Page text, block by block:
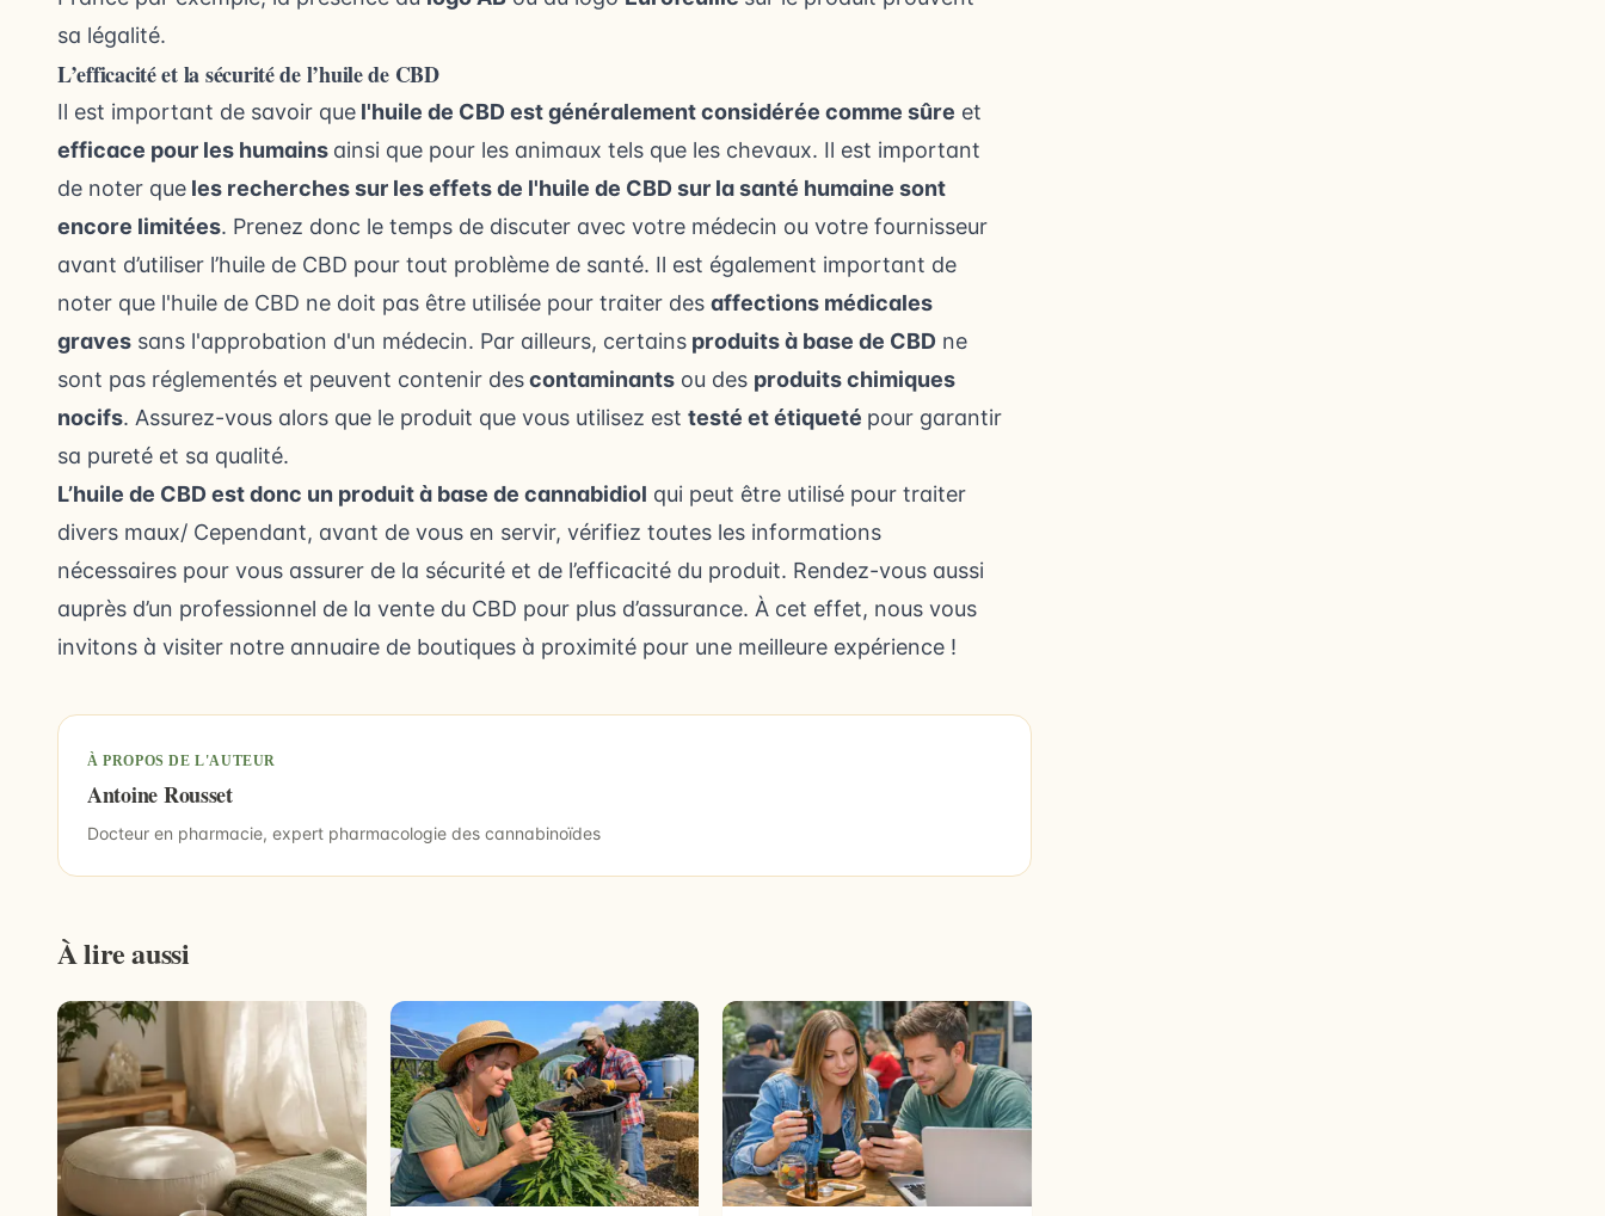
sa légalité.
L’efficacité et la sécurité de l’huile de CBD
Il est important de savoir que l'huile de CBD est généralement considérée comme sûre et
efficace pour les humains ainsi que pour les animaux tels que les chevaux. Il est important
de noter que les recherches sur les effets de l'huile de CBD sur la santé humaine sont
encore limitées. Prenez donc le temps de discuter avec votre médecin ou votre fournisseur
avant d’utiliser l’huile de CBD pour tout problème de santé. Il est également important de
noter que l'huile de CBD ne doit pas être utilisée pour traiter des affections médicales
graves sans l'approbation d'un médecin. Par ailleurs, certains produits à base de CBD ne
sont pas réglementés et peuvent contenir descontaminants ou des produits chimiques
nocifs. Assurez-vous alors que le produit que vous utilisez est testé et étiqueté pour garantir
sa pureté et sa qualité.
L’huile de CBD est donc un produit à base de cannabidiol qui peut être utilisé pour traiter
divers maux/ Cependant, avant de vous en servir, vérifiez toutes les informations
nécessaires pour vous assurer de la sécurité et de l’efficacité du produit. Rendez-vous aussi
auprès d’un professionnel de la vente du CBD pour plus d’assurance. À cet effet, nous vous
invitons à visiter notre annuaire de boutiques à proximité pour une meilleure expérience !
À PROPOS DE L'AUTEUR
Antoine Rousset
Docteur en pharmacie, expert pharmacologie des cannabinoïdes
À lire aussi